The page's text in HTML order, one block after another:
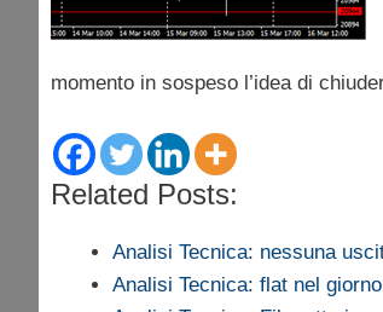
momento in sospeso l’idea di
Related Posts:
Analisi Tecnica: nessuna
Analisi Tecnica: flat nel